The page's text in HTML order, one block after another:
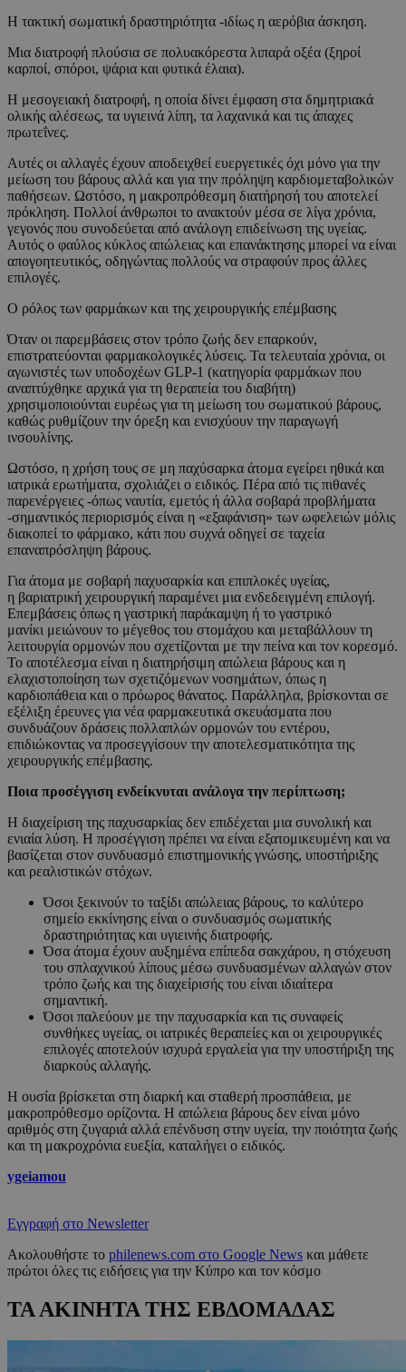
Η τακτική σωματική δραστηριότητα -ιδίως η αερόβια άσκηση.
Μια διατροφή πλούσια σε πολυακόρεστα λιπαρά οξέα (ξηροί
καρποί, σπόροι, ψάρια και φυτικά έλαια).
Η μεσογειακή διατροφή, η οποία δίνει έμφαση στα δημητριακά
ολικής αλέσεως, τα υγιεινά λίπη, τα λαχανικά και τις άπαχες
πρωτεΐνες.
Αυτές οι αλλαγές έχουν αποδειχθεί ευεργετικές όχι μόνο για την
μείωση του βάρους αλλά και για την πρόληψη καρδιομεταβολικών
παθήσεων. Ωστόσο, η μακροπρόθεσμη διατήρησή του αποτελεί
πρόκληση. Πολλοί άνθρωποι το ανακτούν μέσα σε λίγα χρόνια,
γεγονός που συνοδεύεται από ανάλογη επιδείνωση της υγείας.
Αυτός ο φαύλος κύκλος απώλειας και επανάκτησης μπορεί να είναι
απογοητευτικός, οδηγώντας πολλούς να στραφούν προς άλλες
επιλογές.
Ο ρόλος των φαρμάκων και της χειρουργικής επέμβασης
Όταν οι παρεμβάσεις στον τρόπο ζωής δεν επαρκούν,
επιστρατεύονται φαρμακολογικές λύσεις. Τα τελευταία χρόνια, οι
αγωνιστές των υποδοχέων GLP-1 (κατηγορία φαρμάκων που
αναπτύχθηκε αρχικά για τη θεραπεία του διαβήτη)
χρησιμοποιούνται ευρέως για τη μείωση του σωματικού βάρους,
καθώς ρυθμίζουν την όρεξη και ενισχύουν την παραγωγή
ινσουλίνης.
Ωστόσο, η χρήση τους σε μη παχύσαρκα άτομα εγείρει ηθικά και
ιατρικά ερωτήματα, σχολιάζει ο ειδικός. Πέρα από τις πιθανές
παρενέργειες -όπως ναυτία, εμετός ή άλλα σοβαρά προβλήματα
-σημαντικός περιορισμός είναι η «εξαφάνιση» των ωφελειών μόλις
διακοπεί το φάρμακο, κάτι που συχνά οδηγεί σε ταχεία
επαναπρόσληψη βάρους.
Για άτομα με σοβαρή παχυσαρκία και επιπλοκές υγείας,
η βαριατρική χειρουργική παραμένει μια ενδεδειγμένη επιλογή.
Επεμβάσεις όπως η γαστρική παράκαμψη ή το γαστρικό
μανίκι μειώνουν το μέγεθος του στομάχου και μεταβάλλουν τη
λειτουργία ορμονών που σχετίζονται με την πείνα και τον κορεσμό.
Το αποτέλεσμα είναι η διατηρήσιμη απώλεια βάρους και η
ελαχιστοποίηση των σχετιζόμενων νοσημάτων, όπως η
καρδιοπάθεια και ο πρόωρος θάνατος. Παράλληλα, βρίσκονται σε
εξέλιξη έρευνες για νέα φαρμακευτικά σκευάσματα που
συνδυάζουν δράσεις πολλαπλών ορμονών του εντέρου,
επιδιώκοντας να προσεγγίσουν την αποτελεσματικότητα της
χειρουργικής επέμβασης.
Ποια προσέγγιση ενδείκνυται ανάλογα την περίπτωση;
Η διαχείριση της παχυσαρκίας δεν επιδέχεται μια συνολική και
ενιαία λύση. Η προσέγγιση πρέπει να είναι εξατομικευμένη και να
βασίζεται στον συνδυασμό επιστημονικής γνώσης, υποστήριξης
και ρεαλιστικών στόχων.
Όσοι ξεκινούν το ταξίδι απώλειας βάρους, το καλύτερο
σημείο εκκίνησης είναι ο συνδυασμός σωματικής
δραστηριότητας και υγιεινής διατροφής.
Όσα άτομα έχουν αυξημένα επίπεδα σακχάρου, η στόχευση
του σπλαχνικού λίπους μέσω συνδυασμένων αλλαγών στον
τρόπο ζωής και της διαχείρισής του είναι ιδιαίτερα
σημαντική.
Όσοι παλεύουν με την παχυσαρκία και τις συναφείς
συνθήκες υγείας, οι ιατρικές θεραπείες και οι χειρουργικές
επιλογές αποτελούν ισχυρά εργαλεία για την υποστήριξη της
διαρκούς αλλαγής.
Η ουσία βρίσκεται στη διαρκή και σταθερή προσπάθεια, με
μακροπρόθεσμο ορίζοντα. Η απώλεια βάρους δεν είναι μόνο
αριθμός στη ζυγαριά αλλά επένδυση στην υγεία, την ποιότητα ζωής
και τη μακροχρόνια ευεξία, καταλήγει ο ειδικός.
ygeiamou
Εγγραφή στο Newsletter
Ακολουθήστε το philenews.com στο Google News και μάθετε
πρώτοι όλες τις ειδήσεις για την Κύπρο και τον κόσμο
ΤΑ ΑΚΙΝΗΤΑ ΤΗΣ ΕΒΔΟΜΑΔΑΣ